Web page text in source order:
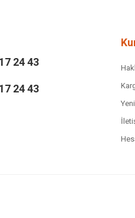
benzer farklı alternatifler olmalı.
24 43
24 43